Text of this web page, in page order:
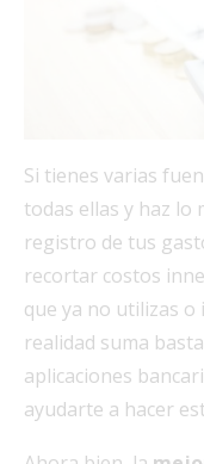
Si tienes varias
todas ellas y haz lo
registro de tus
recortar costos
que ya no utilizas
realidad suma
aplicaciones
ayudarte a hacer